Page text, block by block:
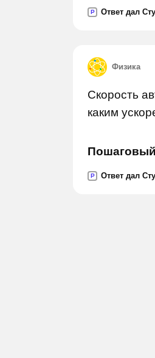
P Ответ дал
Физика
Скорость
каким
P Ответ дал